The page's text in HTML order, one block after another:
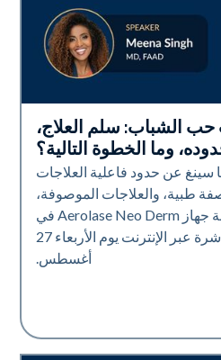
حب الشباب: سلم العلاج،
وما الخطوة التالية؟
سينغ عن حدود فاعلية العلاجات
طبية، والعلاجات الموصوفة،
والإيزوتريتينوين، ومكانة جهاز Aerolase Neo Derm في
هذا المسار. ندوة مباشرة عبر الإنترنت يوم الأربعاء 27
أغسطس.